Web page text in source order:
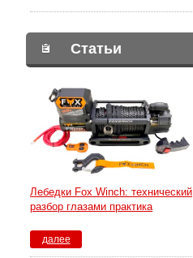
Статьи
Лебедки Fox Winch: технический
разбор глазами практика
далее